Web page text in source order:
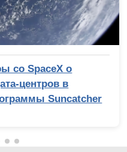
со SpaceX о
центров в
Suncatcher